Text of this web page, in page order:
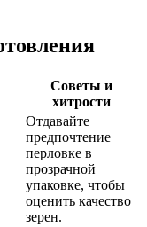
Советы и
хитрости
Отдавайте
предпочтение
перловке в
прозрачной
упаковке, чтобы
оценить качество
зерен.